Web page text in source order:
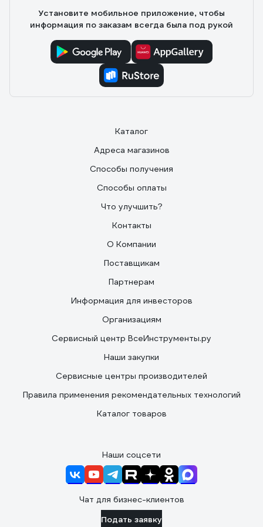
валиком... Хватило на комнату 16 м. и прихожую 7 м.
Рекомендую.
Установите мобильное приложение, чтобы
информация по заказам всегда была под рукой
Каталог
Адреса магазинов
Способы получения
Способы оплаты
Что улучшить?
Контакты
О Компании
Поставщикам
Партнерам
Информация для инвесторов
Организациям
Сервисный центр ВсеИнструменты.ру
Наши закупки
Сервисные центры производителей
Правила применения рекомендательных технологий
Каталог товаров
Наши соцсети
Чат для бизнес-клиентов
Подать заявку